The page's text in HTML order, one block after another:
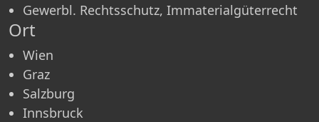
Gewerbl. Rechtsschutz, Immaterialgüterrecht
Ort
Wien
Graz
Salzburg
Innsbruck